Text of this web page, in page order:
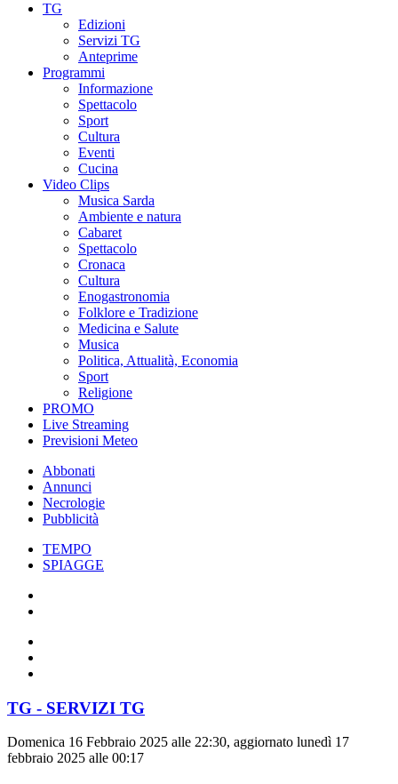
TG
Edizioni
Servizi TG
Anteprime
Programmi
Informazione
Spettacolo
Sport
Cultura
Eventi
Cucina
Video Clips
Musica Sarda
Ambiente e natura
Cabaret
Spettacolo
Cronaca
Cultura
Enogastronomia
Folklore e Tradizione
Medicina e Salute
Musica
Politica, Attualità, Economia
Sport
Religione
PROMO
Live Streaming
Previsioni Meteo
Abbonati
Annunci
Necrologie
Pubblicità
TEMPO
SPIAGGE
TG - SERVIZI TG
Domenica 16 Febbraio 2025 alle 22:30, aggiornato lunedì 17
febbraio 2025 alle 00:17